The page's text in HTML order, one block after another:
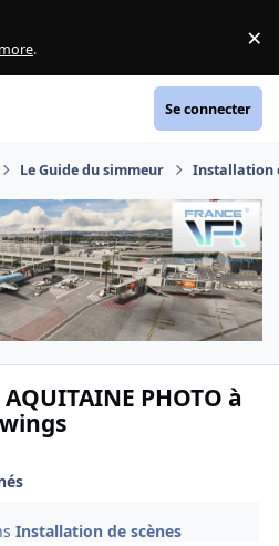
. ×
Se connecter
Le Guide du simmeur Installation
PHOTO à
Installation de scènes